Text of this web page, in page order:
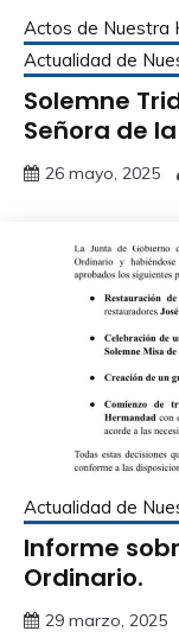
Actos de Nuestra
Actualidad de
Solemne
Señora de la
26 mayo, 2025
Actualidad de
Informe
Ordinario.
29 marzo, 2025